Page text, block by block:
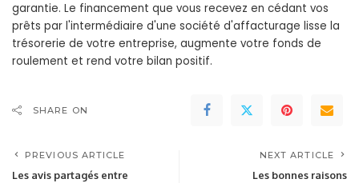
garantie. Le financement que vous recevez en cédant vos
prêts par l'intermédiaire d'une société d'affacturage lisse la
trésorerie de votre entreprise, augmente votre fonds de
roulement et rend votre bilan positif.
SHARE ON
PREVIOUS ARTICLE
Les avis partagés entre
NEXT ARTICLE
Les bonnes raisons